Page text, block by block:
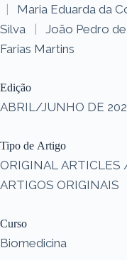
|
Maria Eduarda da
Silva
|
João Pedro de
Farias Martins
Edição
ABRIL/JUNHO DE
Tipo de Artigo
ORIGINAL ARTICLES
ARTIGOS ORIGINAIS
Curso
Biomedicina